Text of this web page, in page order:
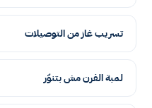
تسريب غاز من التوصيلات
لمبة الفرن مش بتنوّر